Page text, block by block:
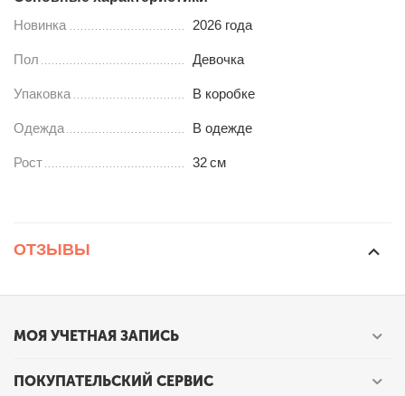
Новинка
2026 года
Пол Девочка
Упаковка В коробке
Одежда В одежде
Рост 32см
ОТЗЫВЫ
МОЯ УЧЕТНАЯ ЗАПИСЬ
ПОКУПАТЕЛЬСКИЙ СЕРВИС